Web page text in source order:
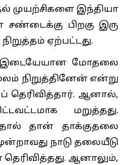
முயற்சிகளை இந்தியா
சண்டைக்கு பிறகு இரு
ஏற்பட்டது.
இடையேயான மோதலை
நிறுத்தினேன் என்று
தெரிவித்தார். ஆனால்,
மறுத்தது.
தான் தாக்குதலை
நாடு தலையீடு
ஆனாலும்,